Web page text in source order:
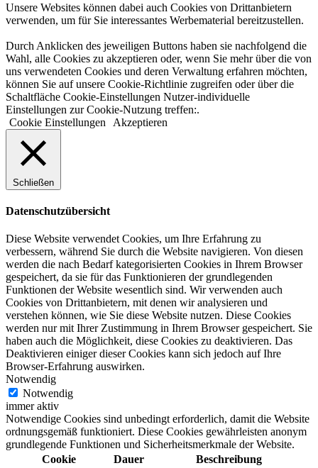
Unsere Websites können dabei auch Cookies von Drittanbietern
verwenden, um für Sie interessantes Werbematerial bereitzustellen.
Durch Anklicken des jeweiligen Buttons haben sie nachfolgend die
Wahl, alle Cookies zu akzeptieren oder, wenn Sie mehr über die von
uns verwendeten Cookies und deren Verwaltung erfahren möchten,
können Sie auf unsere Cookie-Richtlinie zugreifen oder über die
Schaltfläche Cookie-Einstellungen Nutzer-individuelle
Einstellungen zur Cookie-Nutzung treffen:.
Cookie Einstellungen
Akzeptieren
Schließen
Datenschutzübersicht
Diese Website verwendet Cookies, um Ihre Erfahrung zu
verbessern, während Sie durch die Website navigieren. Von diesen
werden die nach Bedarf kategorisierten Cookies in Ihrem Browser
gespeichert, da sie für das Funktionieren der grundlegenden
Funktionen der Website wesentlich sind. Wir verwenden auch
Cookies von Drittanbietern, mit denen wir analysieren und
verstehen können, wie Sie diese Website nutzen. Diese Cookies
werden nur mit Ihrer Zustimmung in Ihrem Browser gespeichert. Sie
haben auch die Möglichkeit, diese Cookies zu deaktivieren. Das
Deaktivieren einiger dieser Cookies kann sich jedoch auf Ihre
Browser-Erfahrung auswirken.
Notwendig
Notwendig
immer aktiv
Notwendige Cookies sind unbedingt erforderlich, damit die Website
ordnungsgemäß funktioniert. Diese Cookies gewährleisten anonym
grundlegende Funktionen und Sicherheitsmerkmale der Website.
Cookie
Dauer Beschreibung